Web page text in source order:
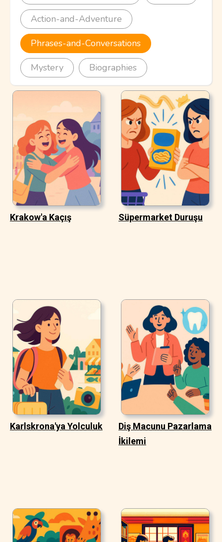
Action-and-Adventure
Phrases-and-Conversations
Mystery Biographies
Krakow'a Kaçış Süpermarket Duruşu
Karlskrona'ya Yolculuk
Diş Macunu Pazarlama
İkilemi